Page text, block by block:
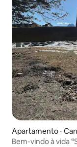
Apartamento ⋅
Bem-vindo à vida